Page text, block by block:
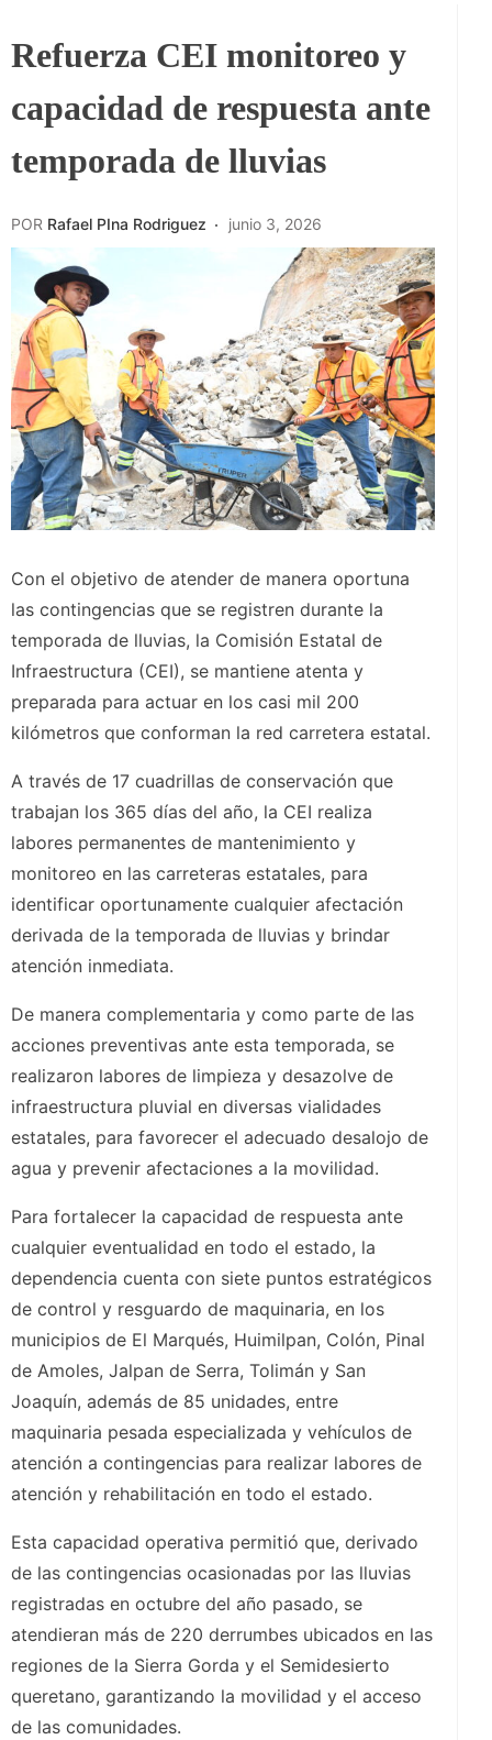
Refuerza CEI monitoreo y
capacidad de respuesta ante
temporada de lluvias
POR Rafael PIna Rodriguez junio 3, 2026
Con el objetivo de atender de manera oportuna
las contingencias que se registren durante la
temporada de lluvias, la Comisión Estatal de
Infraestructura (CEI), se mantiene atenta y
preparada para actuar en los casi mil 200
kilómetros que conforman la red carretera estatal.
A través de 17 cuadrillas de conservación que
trabajan los 365 días del año, la CEI realiza
labores permanentes de mantenimiento y
monitoreo en las carreteras estatales, para
identificar oportunamente cualquier afectación
derivada de la temporada de lluvias y brindar
atención inmediata.
De manera complementaria y como parte de las
acciones preventivas ante esta temporada, se
realizaron labores de limpieza y desazolve de
infraestructura pluvial en diversas vialidades
estatales, para favorecer el adecuado desalojo de
agua y prevenir afectaciones a la movilidad.
Para fortalecer la capacidad de respuesta ante
cualquier eventualidad en todo el estado, la
dependencia cuenta con siete puntos estratégicos
de control y resguardo de maquinaria, en los
municipios de El Marqués, Huimilpan, Colón, Pinal
de Amoles, Jalpan de Serra, Tolimán y San
Joaquín, además de 85 unidades, entre
maquinaria pesada especializada y vehículos de
atención a contingencias para realizar labores de
atención y rehabilitación en todo el estado.
Esta capacidad operativa permitió que, derivado
de las contingencias ocasionadas por las lluvias
registradas en octubre del año pasado, se
atendieran más de 220 derrumbes ubicados en las
regiones de la Sierra Gorda y el Semidesierto
queretano, garantizando la movilidad y el acceso
de las comunidades.